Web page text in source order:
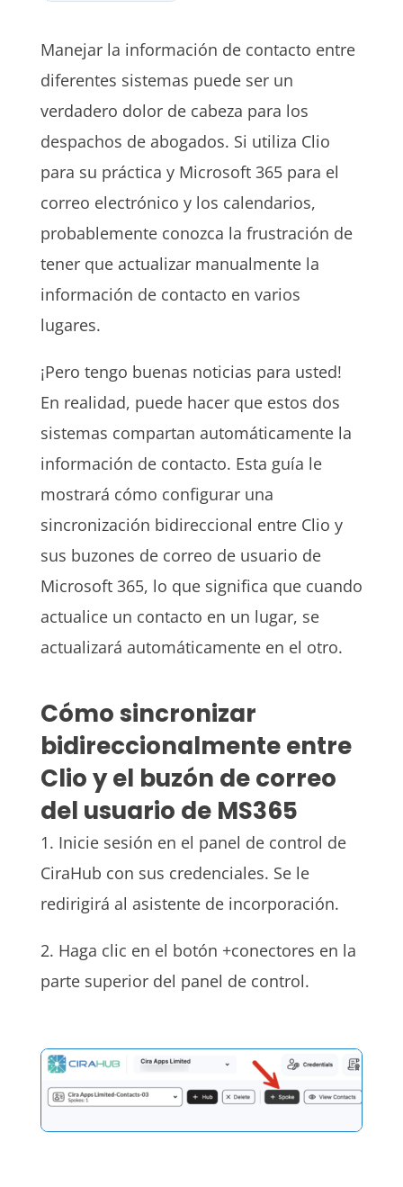
Manejar la información de contacto entre
diferentes sistemas puede ser un
verdadero dolor de cabeza para los
despachos de abogados. Si utiliza Clio
para su práctica y Microsoft 365 para el
correo electrónico y los calendarios,
probablemente conozca la frustración de
tener que actualizar manualmente la
información de contacto en varios
lugares.
¡Pero tengo buenas noticias para usted!
En realidad, puede hacer que estos dos
sistemas compartan automáticamente la
información de contacto. Esta guía le
mostrará cómo configurar una
sincronización bidireccional entre Clio y
sus buzones de correo de usuario de
Microsoft 365, lo que significa que cuando
actualice un contacto en un lugar, se
actualizará automáticamente en el otro.
Cómo sincronizar
bidireccionalmente entre
Clio y el buzón de correo
del usuario de MS365
1. Inicie sesión en el panel de control de
CiraHub con sus credenciales. Se le
redirigirá al asistente de incorporación.
2. Haga clic en el botón +conectores en la
parte superior del panel de control.